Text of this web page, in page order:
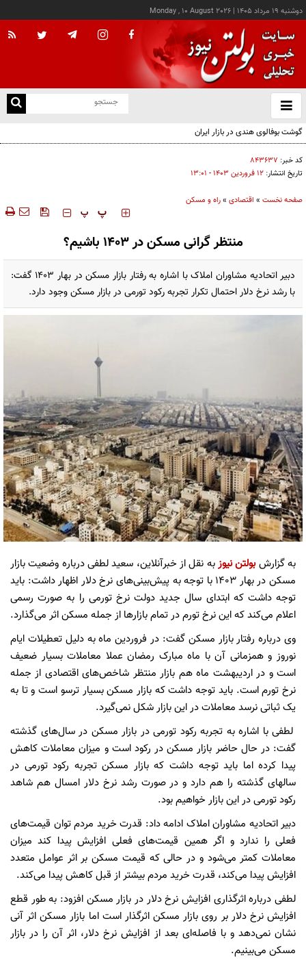
دوشنبه ۱۹ مرداد ۱۴۰۵ |
Monday , 10 August 2026
باز
و
کد خبر: ۸۴۳۶۳۷
تاریخ انتشار: ۱۲ فروردين ۱۴۰۳ - ۱۳:۰۱
صفحه نخست » اقتصادی »راه و مسکن
‍‍‍ پ پ
منتظر گرانی مسکن در ١۴٠٣ باشیم؟
دبیر اتحادیه مشاوران املاک با اشاره به رفتار بازار مسکن در بهار ١۴٠٣ گفت:
با رشد نرخ دلار احتمال تکرار تجربه رکود تورمی در بازار مسکن وجود دارد.
به گزارشبولتن نیوزبه نقل از خبرآنلاین، سعید لطفی درباره وضعیت بازار
مسکن در بهار ١۴٠٣ با توجه به پیش‌بینی‌های نرخ دلار اظهار داشت: باید
توجه داشت که ابتدای سال جدید دولت نرخ تورمی را به صورت رسمی
اعلام می‌کند که این نرخ تورم در تمام بازارها از جمله مسکن اثر می‌گذارد.
وی درباره رفتار بازار مسکن گفت: در فروردین ماه به دلیل تعطیلات ایام
نوروز و همزمانی آن با ماه مبارک رمضان عملا معاملات بسیار ضعیف
است و در اردیبهشت ماه هم بازار منتظر شاخص‌های اقتصادی از جمله
نرخ تورم است. باید توجه داشت که بازار مسکن بسیار ترسو است و تا به
یک ثباتی نرسد معاملات در این بازار شکل نمی‌گیرد.
لطفی با اشاره به تجربه رکود تورمی در بازار مسکن در سال‌های گذشته
گفت: در حال حاضر بازار مسکن در رکود است و میزان معاملات کاهش
پیدا کرده‌ اما باید توجه داشت که بازار مسکن تجربه رکود تورمی در
سالهای گذشته را هم دارد و در صورت رشد نرخ دلار امسال هم شاهد
رکود تورمی در این بازار خواهیم بود.
دبیر اتحادیه مشاوران املاک ادامه داد: قدرت خرید مردم توان قیمت‌های
فعلی را ندارد و اگر همین قیمت‌های فعلی افزایش پیدا کند میزان
معاملات کمتر می‌شود و در حالی که قیمت مسکن بر اثر عوامل متعدد
افزایش پیدا می‌کند، قدرت خرید مردم بیشتر از قبل کاهش پیدا می‌کند.
لطفی درباره اثرگذاری افزایش نرخ دلار در بازار مسکن افزود: به طور قطع
افزایش نرخ دلار بر روی بازار مسکن اثرگذار است اما بازار مسکن اثر آنی
نشان نمی‌دهد و با فاصله‌ای بعد از افزایش نرخ دلار، اثر آن را در بازار
مسکن می‌بینیم.